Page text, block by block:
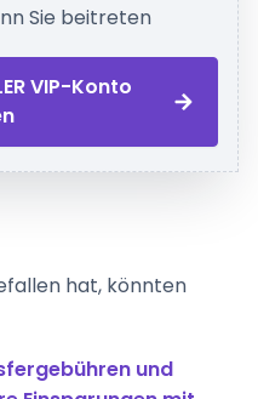
Sie beitreten
VIP-Konto
hat, könnten
und